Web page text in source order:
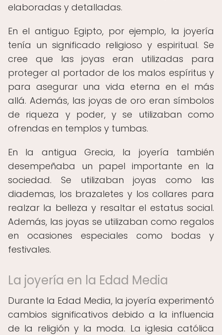
elaboradas y detalladas.
En el antiguo Egipto, por ejemplo, la joyería
tenía un significado religioso y espiritual. Se
cree que las joyas eran utilizadas para
proteger al portador de los malos espíritus y
para asegurar una vida eterna en el más
allá. Además, las joyas de oro eran símbolos
de riqueza y poder, y se utilizaban como
ofrendas en templos y tumbas.
En la antigua Grecia, la joyería también
desempeñaba un papel importante en la
sociedad. Se utilizaban joyas como las
diademas, los brazaletes y los collares para
realzar la belleza y resaltar el estatus social.
Además, las joyas se utilizaban como regalos
en ocasiones especiales como bodas y
festivales.
La joyería en la Edad Media
Durante la Edad Media, la joyería experimentó
cambios significativos debido a la influencia
de la religión y la moda. La iglesia católica